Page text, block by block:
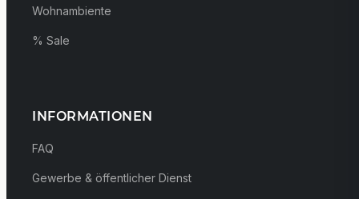
Wohnambiente
% Sale
INFORMATIONEN
FAQ
Gewerbe & öffentlicher Dienst